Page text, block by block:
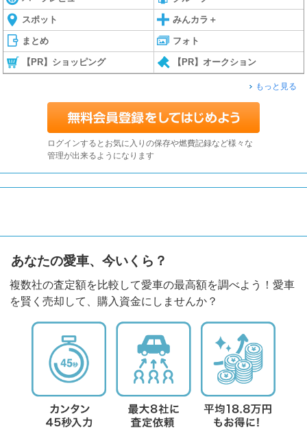
スポット みんカラ＋
まとめ フォト
【PR】ショッピング 【PR】オークション
もっと見る
ログインするとお気に入りの保存や燃費記録など様々な
管理が出来るようになります
あなたの愛車、今いくら？
複数社の査定額を比較して愛車の最高額を調べよう！愛車
を賢く売却して、購入資金にしませんか？